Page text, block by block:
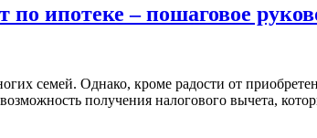
ипотеке – пошаговое
семей. Однако, кроме радости от
получения налогового вычета,